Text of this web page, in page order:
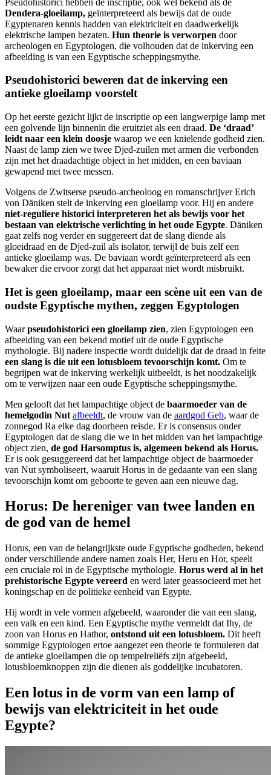
Dendera-gloeilamp, geïnterpreteerd als bewijs dat de oude
Egyptenaren kennis hadden van elektriciteit en daadwerkelijk
elektrische lampen bezaten. Hun theorie is verworpen door
archeologen en Egyptologen, die volhouden dat de inkerving een
afbeelding is van een Egyptische scheppingsmythe.
Pseudohistorici beweren dat de inkerving een
antieke gloeilamp voorstelt
Op het eerste gezicht lijkt de inscriptie op een langwerpige lamp met
een golvende lijn binnenin die eruitziet als een draad. De ‘draad’
leidt naar een klein doosje waarop we een knielende godheid zien.
Naast de lamp zien we twee Djed-zuilen met armen die verbonden
zijn met het draadachtige object in het midden, en een baviaan
gewapend met twee messen.
Volgens de Zwitserse pseudo-archeoloog en romanschrijver Erich
von Däniken stelt de inkerving een gloeilamp voor. Hij en andere
niet-reguliere historici interpreteren het als bewijs voor het
bestaan van elektrische verlichting in het oude Egypte. Däniken
gaat zelfs nog verder en suggereert dat de slang diende als
gloeidraad en de Djed-zuil als isolator, terwijl de buis zelf een
antieke gloeilamp was. De baviaan wordt geïnterpreteerd als een
bewaker die ervoor zorgt dat het apparaat niet wordt misbruikt.
Het is geen gloeilamp, maar een scène uit een van de
oudste Egyptische mythen, zeggen Egyptologen
Waarpseudohistorici een gloeilamp zien, zien Egyptologen een
afbeelding van een bekend motief uit de oude Egyptische
mythologie. Bij nadere inspectie wordt duidelijk dat de draad in feite
een slang is die uit een lotusbloem tevoorschijn komt. Om te
begrijpen wat de inkerving werkelijk uitbeeldt, is het noodzakelijk
om te verwijzen naar een oude Egyptische scheppingsmythe.
Men gelooft dat het lampachtige object de baarmoeder van de
hemelgodin Nut afbeeldt, de vrouw van de aardgod Geb, waar de
zonnegod Ra elke dag doorheen reisde. Er is consensus onder
Egyptologen dat de slang die we in het midden van het lampachtige
object zien, de god Harsomptus is, algemeen bekend als Horus.
Er is ook gesuggereerd dat het lampachtige object de baarmoeder
van Nut symboliseert, waaruit Horus in de gedaante van een slang
tevoorschijn komt om geboorte te geven aan een nieuwe dag.
Horus: De hereniger van twee landen en
de god van de hemel
Horus, een van de belangrijkste oude Egyptische godheden, bekend
onder verschillende andere namen zoals Her, Heru en Hor, speelt
een cruciale rol in de Egyptische mythologie. Horus werd al in het
prehistorische Egypte vereerd en werd later geassocieerd met het
koningschap en de politieke eenheid van Egypte.
Hij wordt in vele vormen afgebeeld, waaronder die van een slang,
een valk en een kind. Een Egyptische mythe vermeldt dat Ihy, de
zoon van Horus en Hathor, ontstond uit een lotusbloem. Dit heeft
sommige Egyptologen ertoe aangezet een theorie te formuleren dat
de antieke gloeilampen die op tempelreliëfs zijn afgebeeld,
lotusbloemknoppen zijn die dienen als goddelijke incubatoren.
Een lotus in de vorm van een lamp of
bewijs van elektriciteit in het oude
Egypte?